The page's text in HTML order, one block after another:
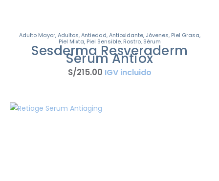
Adulto Mayor,Adultos,Antiedad,Antioxidante, Jóvenes, Piel Grasa,
Piel Mixta, Piel Sensible, Rostro, Sérum
Sesderma Resveraderm
Serum Antiox
S/215.00 IGV incluido